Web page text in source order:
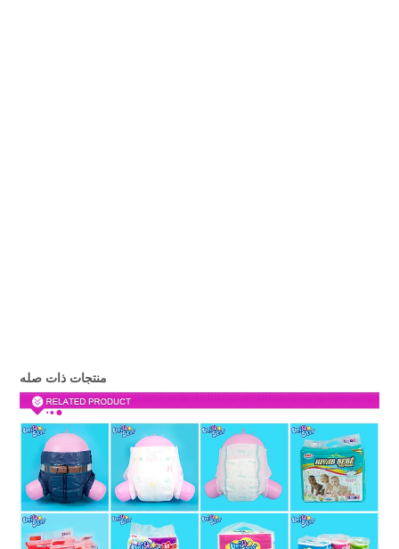
منتجات ذات صله